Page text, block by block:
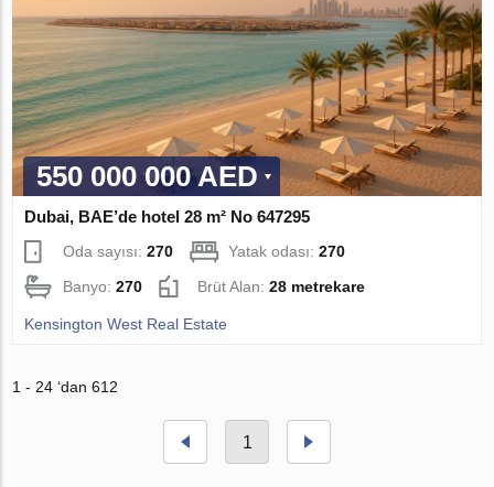
550 000 000 AED
Dubai, BAE’de hotel 28 m² No 647295
Oda sayısı:270 Yatak odası:270
Banyo:270 Brüt Alan:28 metrekare
Kensington West Real Estate
1 - 24 ‘dan 612
1